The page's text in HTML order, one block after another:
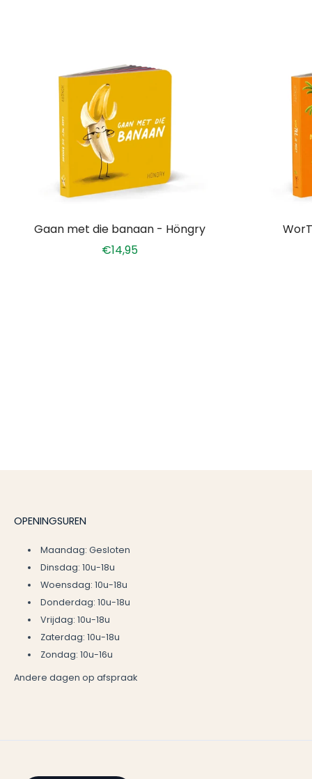
Gaan met die banaan - Höngry
€14,95
OPENINGSUREN
Maandag: Gesloten
Dinsdag: 10u-18u
Woensdag: 10u-18u
Donderdag: 10u-18u
Vrijdag: 10u-18u
Zaterdag: 10u-18u
Zondag: 10u-16u
Andere dagen op afspraak